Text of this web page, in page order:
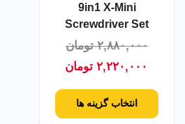
9in1 X-Mini
Screwdriver Set
۲,۸۸۰,۰۰۰ تومان
۲,۲۲۰,۰۰۰ تومان
انتخاب گزینه ها